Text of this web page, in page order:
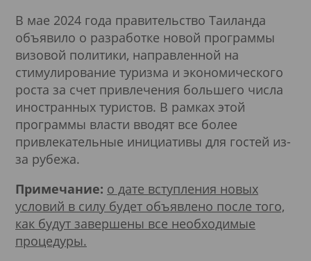
Подробнее
В мае 2024 года правительство Таиланда
объявило о разработке новой программы
визовой политики, направленной на
стимулирование туризма и экономического
роста за счет привлечения большего числа
иностранных туристов. В рамках этой
программы власти вводят все более
привлекательные инициативы для гостей из-
за рубежа.
Примечание: о дате вступления новых
условий в силу будет объявлено после того,
как будут завершены все необходимые
процедуры.